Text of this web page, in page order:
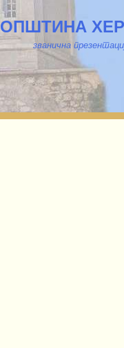
ОПШТИНА
званична